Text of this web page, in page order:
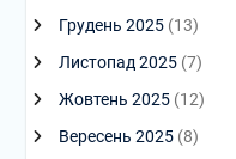
Грудень 2025(13)
Листопад 2025(7)
Жовтень 2025(12)
Вересень 2025(8)